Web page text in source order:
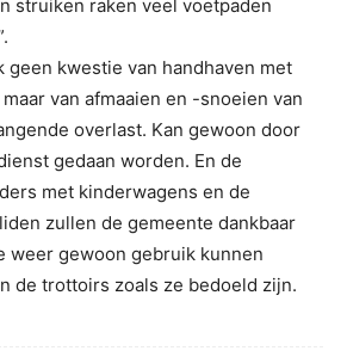
struiken raken veel voetpaden
geen kwestie van handhaven met
van afmaaien en -snoeien van
overlast. Kan gewoon door
gedaan worden. En de
met kinderwagens en de
zullen de gemeente dankbaar
weer gewoon gebruik kunnen
de trottoirs zoals ze bedoeld zijn.